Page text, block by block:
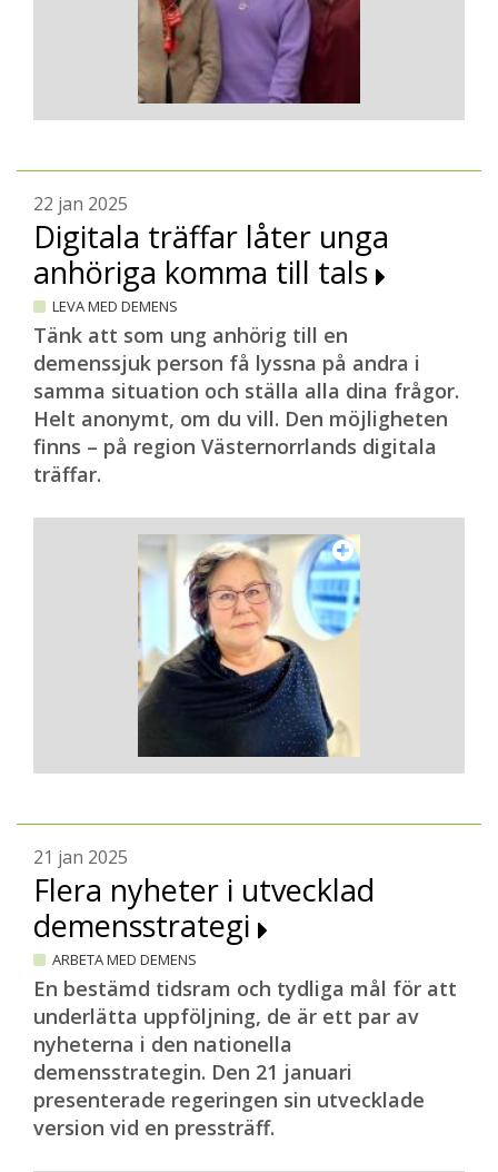
22 jan 2025
Digitala träffar låter unga
anhöriga komma till tals
LEVA MED DEMENS
Tänk att som ung anhörig till en
demenssjuk person få lyssna på andra i
samma situation och ställa alla dina frågor.
Helt anonymt, om du vill. Den möjligheten
finns – på region Västernorrlands digitala
träffar.
21 jan 2025
Flera nyheter i utvecklad
demensstrategi
ARBETA MED DEMENS
En bestämd tidsram och tydliga mål för att
underlätta uppföljning, de är ett par av
nyheterna i den nationella
demensstrategin. Den 21 januari
presenterade regeringen sin utvecklade
version vid en pressträff.